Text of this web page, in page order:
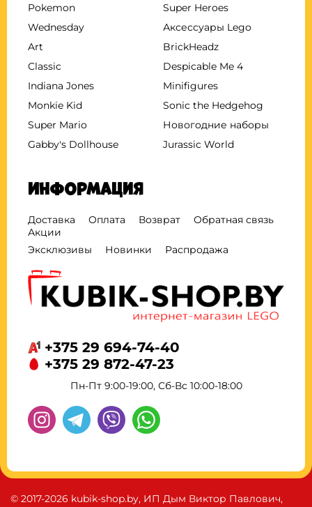
Pokemon
Super Heroes
Wednesday
Аксессуары Lego
Art
BrickHeadz
Classic
Despicable Me 4
Indiana Jones
Minifigures
Monkie Kid
Sonic the Hedgehog
Super Mario
Новогодние наборы
Gabby's Dollhouse
Jurassic World
Информация
Доставка Оплата Возврат
Обратная связь
Акции
Эксклюзивы
Новинки Распродажа
+375 29 694-74-40
+375 29 872-47-23
Пн-Пт 9:00-19:00, Сб-Вс 10:00-18:00
© 2017-2026 kubik-shop.by, ИП Дым Виктор Павлович,